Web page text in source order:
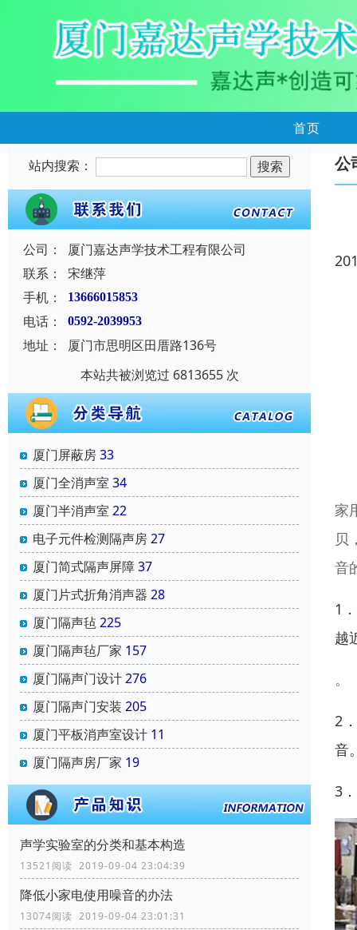
首页
站内搜索：
公司：
厦门嘉达声学技术工程有限公司
联系：
宋继萍
手机：
13666015853
电话： 0592-2039953
地址：
厦门市思明区田厝路136号
本站共被浏览过 6813655 次
厦门屏蔽房33
厦门全消声室 34
厦门半消声室 22
电子元件检测隔声房27
厦门简式隔声屏障37
厦门片式折角消声器 28
厦门隔声毡225
厦门隔声毡厂家 157
厦门隔声门设计276
厦门隔声门安装 205
厦门平板消声室设计 11
厦门隔声房厂家 19
声学实验室的分类和基本构造
13521阅读 2019-09-04 23:04:39
降低小家电使用噪音的办法
13074阅读 2019-09-04 23:01:31
公
家
贝
音
1
越
。
2
音
3